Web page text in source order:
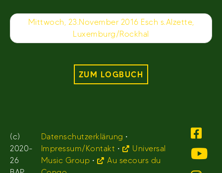
Mittwoch, 23.November 2016 Esch s.Alzette,
Luxemburg/Rockhal
ZUM LOGBUCH
(c)
2020-
26
Datenschutzerklärung •
Impressum/Kontakt •
Universal
Music Group •
Au secours du